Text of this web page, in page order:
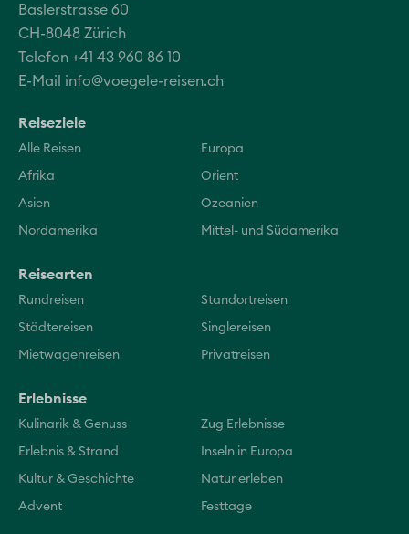
Baslerstrasse 60
CH-8048 Zürich
Telefon +41 43 960 86 10
E-Mail info@voegele-reisen.ch
Reiseziele
Alle Reisen Europa
Afrika Orient
Asien Ozeanien
Nordamerika Mittel- und Südamerika
Reisearten
Rundreisen Standortreisen
Städtereisen Singlereisen
Mietwagenreisen Privatreisen
Erlebnisse
Kulinarik & Genuss Zug Erlebnisse
Erlebnis & Strand Inseln in Europa
Kultur & Geschichte Natur erleben
Advent Festtage